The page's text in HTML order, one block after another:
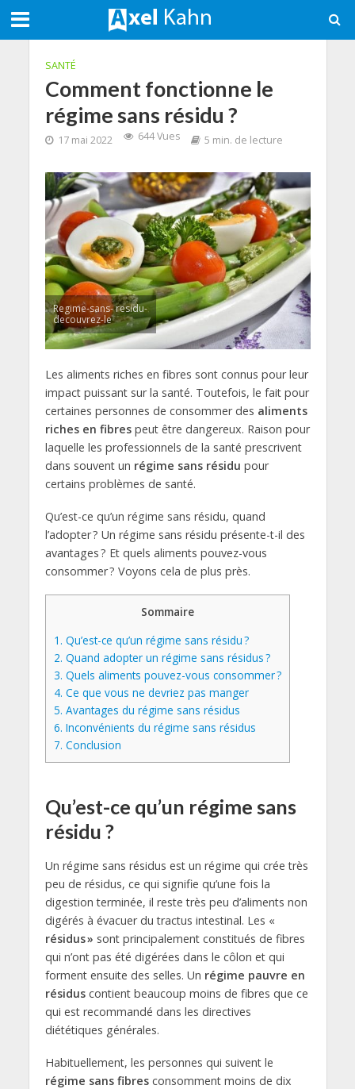
SANTÉ
Comment fonctionne le
régime sans résidu ?
17 mai 2022 644 Vues 5 min. de lecture
Regime-sans- residu-
decouvrez-le
Les aliments riches en fibres sont connus pour leur
impact puissant sur la santé. Toutefois, le fait pour
certaines personnes de consommer des aliments
riches en fibrespeut être dangereux. Raison pour
laquelle les professionnels de la santé prescrivent
dans souvent un régime sans résidu pour
certains problèmes de santé.
Qu’est-ce qu’un régime sans résidu, quand
l’adopter ? Un régime sans résidu présente-t-il des
avantages ? Et quels aliments pouvez-vous
consommer ? Voyons cela de plus près.
Sommaire
1. Qu’est-ce qu’un régime sans résidu ?
2. Quand adopter un régime sans résidus ?
3. Quels aliments pouvez-vous consommer ?
4. Ce que vous ne devriez pas manger
5. Avantages du régime sans résidus
6. Inconvénients du régime sans résidus
7. Conclusion
Qu’est-ce qu’un régime sans
résidu ?
Un régime sans résidus est un régime qui crée très
peu de résidus, ce qui signifie qu’une fois la
digestion terminée, il reste très peu d’aliments non
digérés à évacuer du tractus intestinal. Les «
résidus » sont principalement constitués de fibres
qui n’ont pas été digérées dans le côlon et qui
forment ensuite des selles. Un régime pauvre en
résiduscontient beaucoup moins de fibres que ce
qui est recommandé dans les directives
diététiques générales.
Habituellement, les personnes qui suivent le
régime sans fibresconsomment moins de dix